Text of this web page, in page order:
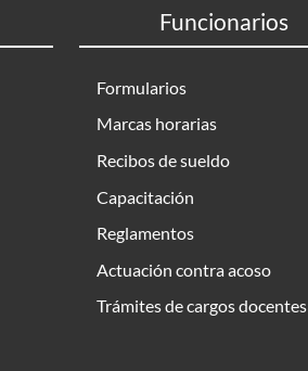
Funcionarios
Formularios
Marcas horarias
Recibos de sueldo
Capacitación
Reglamentos
Actuación contra acoso
Trámites de cargos docentes